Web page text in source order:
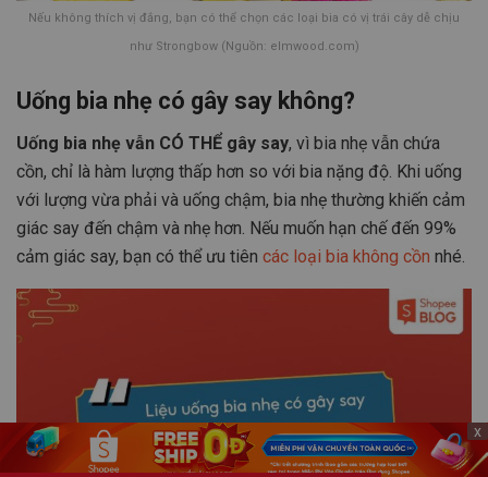
Nếu không thích vị đắng, bạn có thể chọn các loại bia có vị trái cây dễ chịu
như Strongbow (Nguồn: elmwood.com)
Uống bia nhẹ có gây say không?
Uống bia nhẹ vẫn CÓ THỂ gây say, vì bia nhẹ vẫn chứa
cồn, chỉ là hàm lượng thấp hơn so với bia nặng độ. Khi uống
với lượng vừa phải và uống chậm, bia nhẹ thường khiến cảm
giác say đến chậm và nhẹ hơn. Nếu muốn hạn chế đến 99%
cảm giác say, bạn có thể ưu tiên các loại bia không cồn nhé.
x